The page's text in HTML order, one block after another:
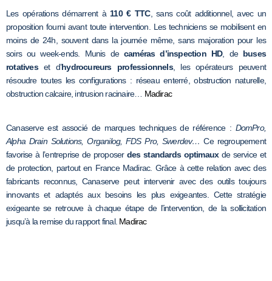
Les opérations démarrent à 110 € TTC, sans coût additionnel, avec un
proposition fourni avant toute intervention. Les techniciens se mobilisent en
moins de 24h, souvent dans la journée même, sans majoration pour les
soirs ou week-ends. Munis decaméras d’inspection HD, de buses
rotativeset d’hydrocureurs professionnels, les opérateurs peuvent
résoudre toutes les configurations : réseau enterré, obstruction naturelle,
obstruction calcaire, intrusion racinaire… Madirac
Canaserve est associé de marques techniques de référence : DomPro,
Alpha Drain Solutions, Organilog, FDS Pro, Swerdev… Ce regroupement
favorise à l’entreprise de proposer des standards optimauxde service et
de protection, partout en France Madirac. Grâce à cette relation avec des
fabricants reconnus, Canaserve peut intervenir avec des outils toujours
innovants et adaptés aux besoins les plus exigeantes. Cette stratégie
exigeante se retrouve à chaque étape de l’intervention, de la sollicitation
jusqu’à la remise du rapport final. Madirac